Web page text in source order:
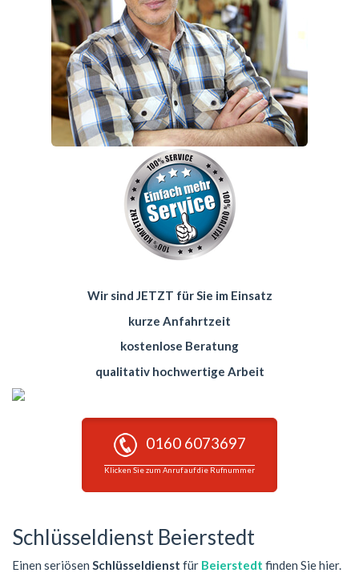
Wir sind JETZT für Sie im Einsatz
kurze Anfahrtzeit
kostenlose Beratung
qualitativ hochwertige Arbeit
0160 6073697
Klicken Sie zum Anruf auf die Rufnummer
Schlüsseldienst Beierstedt
Einen seriösen Schlüsseldienst für Beierstedt finden Sie hier.